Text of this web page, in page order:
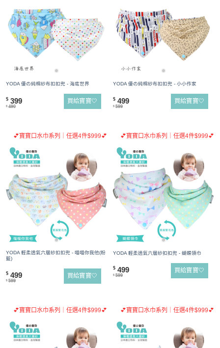
YODA 優の純棉紗布扣扣兜 - 海底世界
$ 399
$ 490
買給寶寶🤍
YODA 優の純棉紗布扣扣兜 - 小小作家
$ 499
$ 599
買給寶寶🤍
💕寶寶口水巾系列｜任選4件$999💕
YODA 輕柔透氣六層紗扣扣兜 - 喵喵你我他(粉
藍)
$ 499
$ 599
買給寶寶🤍
💕寶寶口水巾系列｜任選4件$999💕
YODA 輕柔透氣六層紗扣扣兜 - 蝴蝶領巾
$ 499
$ 599
買給寶寶🤍
💕寶寶口水巾系列｜任選4件$999💕 💕寶寶口水巾系列｜任選4件$999💕